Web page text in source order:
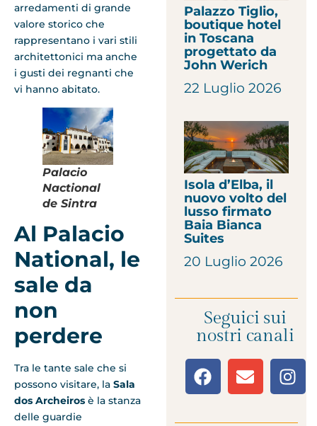
arredamenti di grande
valore storico che
rappresentano i vari stili
architettonici ma anche
i gusti dei regnanti che
vi hanno abitato.
Palacio
Nactional
de Sintra
Al Palacio
National, le
sale da
non
perdere
Tra le tante sale che si
possono visitare, la Sala
dos Archeiros è la stanza
delle guardie
Palazzo Tiglio,
boutique hotel
in Toscana
progettato da
John Werich
22 Luglio 2026
Isola d’Elba, il
nuovo volto del
lusso firmato
Baia Bianca
Suites
20 Luglio 2026
Seguici sui
nostri canali